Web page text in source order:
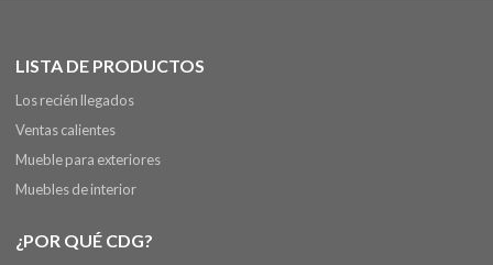
LISTA DE PRODUCTOS
Los recién llegados
Ventas calientes
Mueble para exteriores
Muebles de interior
¿POR QUÉ CDG?